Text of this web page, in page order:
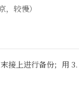
较慢）
接上进行备份；用